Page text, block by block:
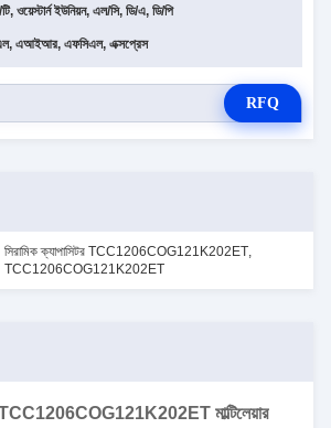
টি, ওয়েস্টার্ন ইউনিয়ন, এল/সি, ডি/এ, ডি/পি
এআইআর, এফসিএল, এক্সপ্রেস
RFQ
সিরামিক ক্যাপাসিটর TCC1206COG121K202ET,
TCC1206COG121K202ET
TCC1206COG121K202ET মাল্টিলেয়ার